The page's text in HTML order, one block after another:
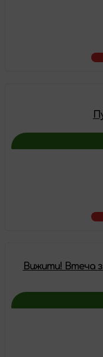
Вижити! Втеча